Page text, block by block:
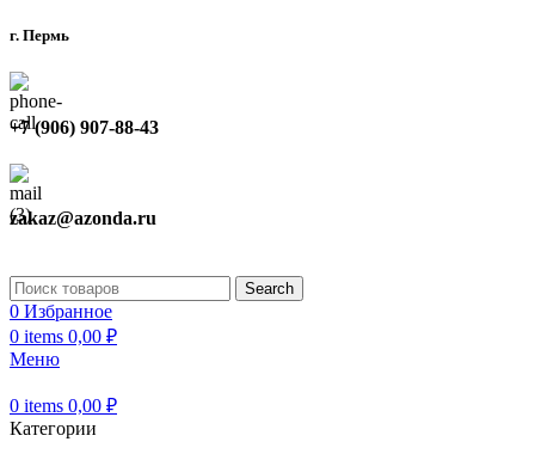
г. Пермь
+7 (906) 907-88-43
zakaz@azonda.ru
Search
0 Избранное
0 items 0,00 ₽
Меню
0 items 0,00 ₽
Категории